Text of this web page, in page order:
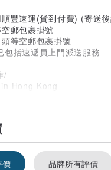
豐速運(貨到付費) (寄送
郵包裹掛號
等空郵包裹掛號
包括速遞員上門派送服務
/
Hong Kong
價 品牌所有評價